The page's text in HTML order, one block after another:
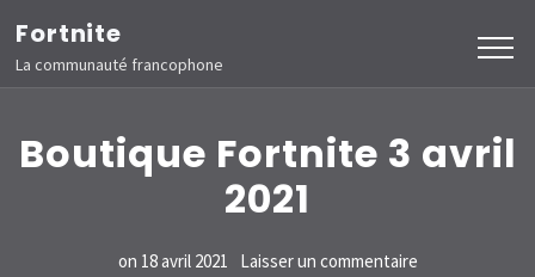
Aller
au
contenu
Entrée)
Fortnite
La communauté francophone
Boutique Fortnite 3 avril
2021
on 18 avril 2021 Laisser un commentairesur